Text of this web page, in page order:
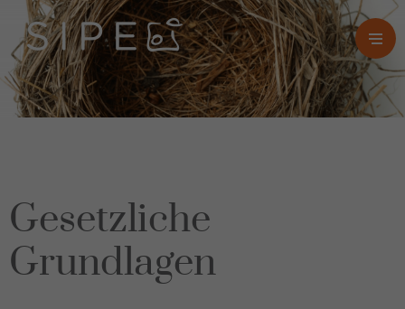
Gesetzliche
Grundlagen